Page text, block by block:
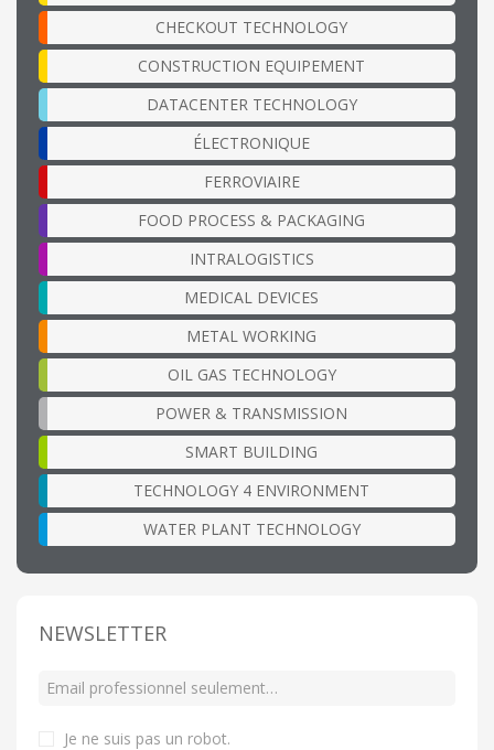
CHECKOUT TECHNOLOGY
CONSTRUCTION EQUIPEMENT
DATACENTER TECHNOLOGY
ÉLECTRONIQUE
FERROVIAIRE
FOOD PROCESS & PACKAGING
INTRALOGISTICS
MEDICAL DEVICES
METAL WORKING
OIL GAS TECHNOLOGY
POWER & TRANSMISSION
SMART BUILDING
TECHNOLOGY 4 ENVIRONMENT
WATER PLANT TECHNOLOGY
NEWSLETTER
Je ne suis pas un robot.